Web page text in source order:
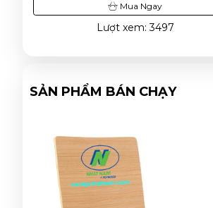
Mua Ngay
Lượt xem: 3497
SẢN PHẨM BÁN CHẠY